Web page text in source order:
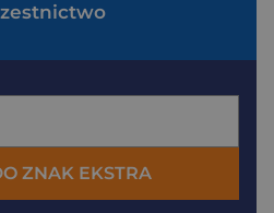
ZNAK EKSTRA